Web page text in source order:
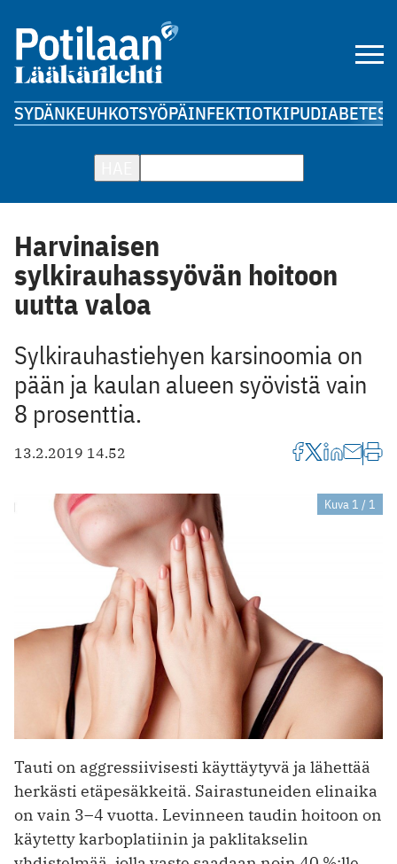
SYDÄNKEUHKOTSYÖPÄINFEKTIOTKIPUDIABETES
Harvinaisen
sylkirauhassyövän hoitoon
uutta valoa
Sylkirauhastiehyen karsinoomia on
pään ja kaulan alueen syövistä vain
8 prosenttia.
13.2.2019 14.52
Kuva 1 / 1
Tauti on aggressiivisesti käyttäytyvä ja lähettää
herkästi etäpesäkkeitä. Sairastu­neiden elinaika
on vain 3–4 vuotta. Levinneen taudin hoitoon on
käytetty karboplatiinin ja paklitakselin